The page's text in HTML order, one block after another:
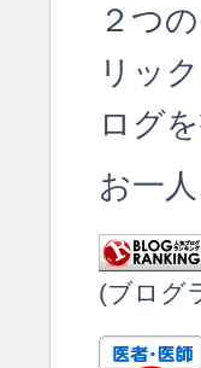
２つ
リッ
ログ
お一
(ブログ